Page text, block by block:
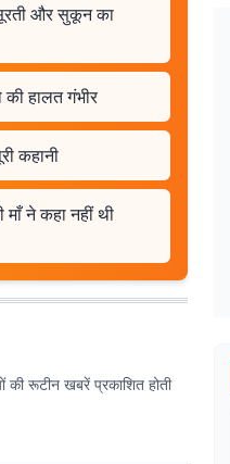
और सुकून का
हालत गंभीर
कहानी
ने कहा नहीं थी
रूटीन खबरें प्रकाशित होती